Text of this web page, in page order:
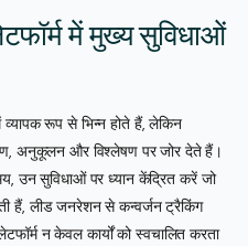
में मुख्य सुविधाओं
व्यापक रूप से भिन्न होते हैं, लेकिन
अनुकूलन और विश्लेषण पर जोर देते हैं।
उन सुविधाओं पर ध्यान केंद्रित करें जो
हैं, लीड जनरेशन से कन्वर्जन ट्रैकिंग
न केवल कार्यों को स्वचालित करता